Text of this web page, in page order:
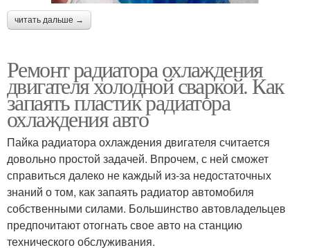
читать дальше →
Ремонт радиатора охлаждения
двигателя холодной сваркой. Как
запаять пластик радиатора
охлаждения авто
Пайка радиатора охлаждения двигателя считается
довольно простой задачей. Впрочем, с ней сможет
справиться далеко не каждый из-за недостаточных
знаний о том, как запаять радиатор автомобиля
собственными силами. Большинство автовладельцев
предпочитают отогнать свое авто на станцию
технического обслуживания.